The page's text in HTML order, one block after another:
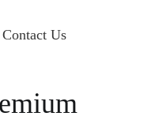
Contact Us